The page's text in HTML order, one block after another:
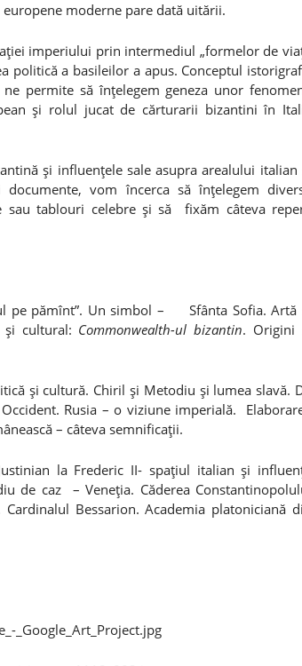
moderne pare dată uitării.
imperiului prin intermediul „formelor de
politică a basileilor a apus. Conceptul
permite să înţelegem geneza unor
şi rolul jucat de cărturarii bizantini în
şi influenţele sale asupra arealului italian
vom încerca să înţelegem
sau tablouri celebre şi să fixăm câteva
pe pămînt”. Un simbol – Sfânta Sofia. Artă
cultural: Commonwealth-ul bizantin. Origini
şi cultură. Chiril şi Metodiu şi lumea slavă.
Rusia – o viziune imperială.
– câteva semnificaţii.
la Frederic II- spaţiul italian şi
de caz – Veneţia. Căderea
Bessarion. Academia platoniciană
_Google_Art_Project.jpg